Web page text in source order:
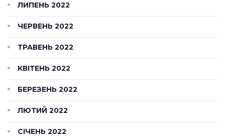
ЛИПЕНЬ 2022
ЧЕРВЕНЬ 2022
ТРАВЕНЬ 2022
КВІТЕНЬ 2022
БЕРЕЗЕНЬ 2022
ЛЮТИЙ 2022
СІЧЕНЬ 2022